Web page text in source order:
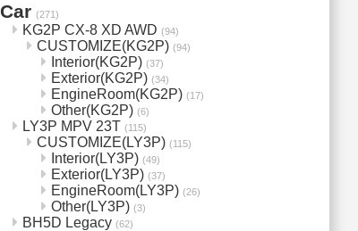
Car (271)
KG2P CX-8 XD AWD (94)
CUSTOMIZE(KG2P) (94)
Interior(KG2P) (37)
Exterior(KG2P) (34)
EngineRoom(KG2P) (17)
Other(KG2P) (6)
LY3P MPV 23T (115)
CUSTOMIZE(LY3P) (115)
Interior(LY3P) (49)
Exterior(LY3P) (37)
EngineRoom(LY3P) (26)
Other(LY3P) (3)
BH5D Legacy (62)